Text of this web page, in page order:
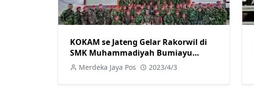
KOKAM se Jateng Gelar Rakorwil di
SMK Muhammadiyah Bumiayu
Brebes
Merdeka Jaya Pos 2023/4/3